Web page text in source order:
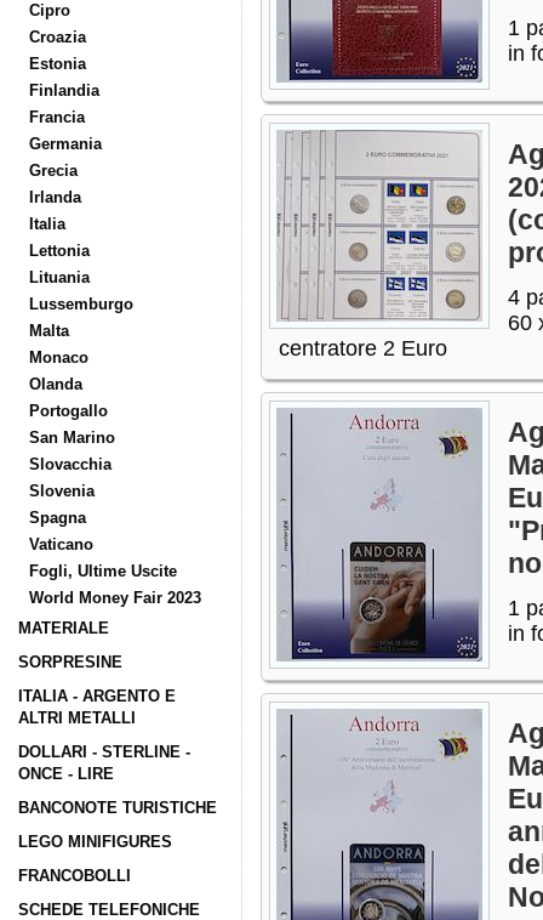
Cipro
Croazia
Estonia
Finlandia
Francia
Germania
Grecia
Irlanda
Italia
Lettonia
Lituania
Lussemburgo
Malta
Monaco
Olanda
Portogallo
San Marino
Slovacchia
Slovenia
Spagna
Vaticano
Fogli, Ultime Uscite
World Money Fair 2023
MATERIALE
SORPRESINE
ITALIA - ARGENTO E
ALTRI METALLI
DOLLARI - STERLINE -
ONCE - LIRE
BANCONOTE TURISTICHE
LEGO MINIFIGURES
FRANCOBOLLI
SCHEDE TELEFONICHE
1
in
4
60
centratore 2 Euro
1
in